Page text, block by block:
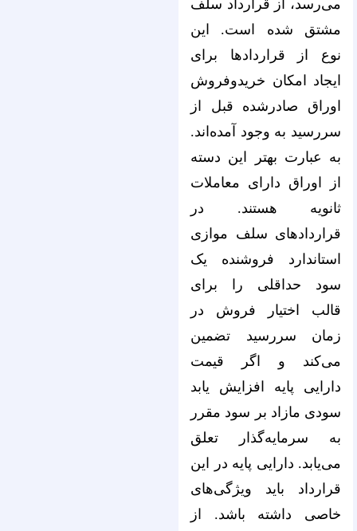
می‌رسد، از قرارداد سلف
مشتق شده‌ است. این
نوع از قرارداد‌ها برای
ایجاد امکان خریدوفروش
اوراق صادرشده قبل از
سررسید به وجود آمده‌اند.
به عبارت بهتر این دسته
از اوراق دارای معاملات
ثانویه هستند. در
قراردادهای سلف موازی
استاندارد فروشنده یک
سود حداقلی را برای
قالب اختیار فروش در
زمان سررسید تضمین
می‌کند و اگر قیمت
دارایی پایه افزایش یابد
سودی مازاد بر سود مقرر
به سرمایه‌گذار تعلق
می‌یابد. دارایی پایه در این
قرارداد باید ویژگی‌های
خاصی داشته باشد. از